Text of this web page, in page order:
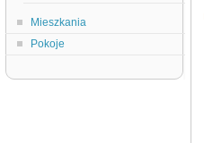
Mieszkania
Pokoje